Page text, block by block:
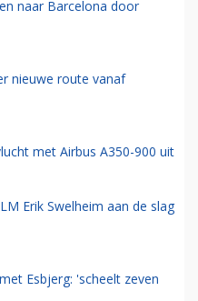
naar Barcelona door
nieuwe route vanaf
met Airbus A350-900 uit
Erik Swelheim aan de slag
Esbjerg: 'scheelt zeven